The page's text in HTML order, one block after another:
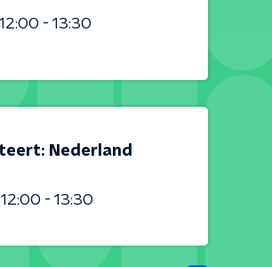
12:00 - 13:30
Nederland
12:00 - 13:30